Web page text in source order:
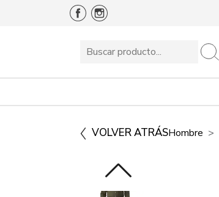
VOLVER ATRÁSHombre